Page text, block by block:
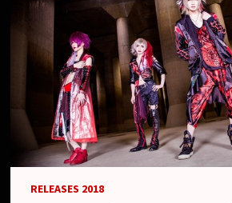
RELEASES 2018